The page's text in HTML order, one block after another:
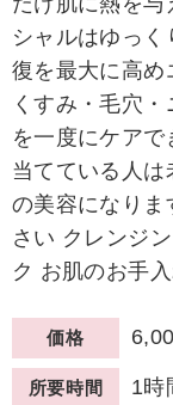
シャルはゆっ
復を最大に高め
くすみ・毛穴
を一度にケア
当てている人は
の美容になりま
さい クレンジ
ク お肌のお手
価格
所要時間 1時